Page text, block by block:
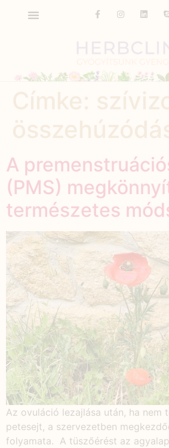
A
(PMS)
természetes
Az ovuláció lezajlása után, ha nem
petesejt, a szervezetben
folyamata. A tüszőérést az